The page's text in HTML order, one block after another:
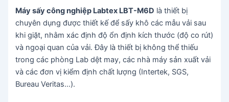
Máy sấy công nghiệp Labtex LBT-M6D là thiết bị
chuyên dụng được thiết kế để sấy khô các mẫu vải sau
khi giặt, nhằm xác định độ ổn định kích thước (độ co rút)
và ngoại quan của vải. Đây là thiết bị không thể thiếu
trong các phòng Lab dệt may, các nhà máy sản xuất vải
và các đơn vị kiểm định chất lượng (Intertek, SGS,
Bureau Veritas…).